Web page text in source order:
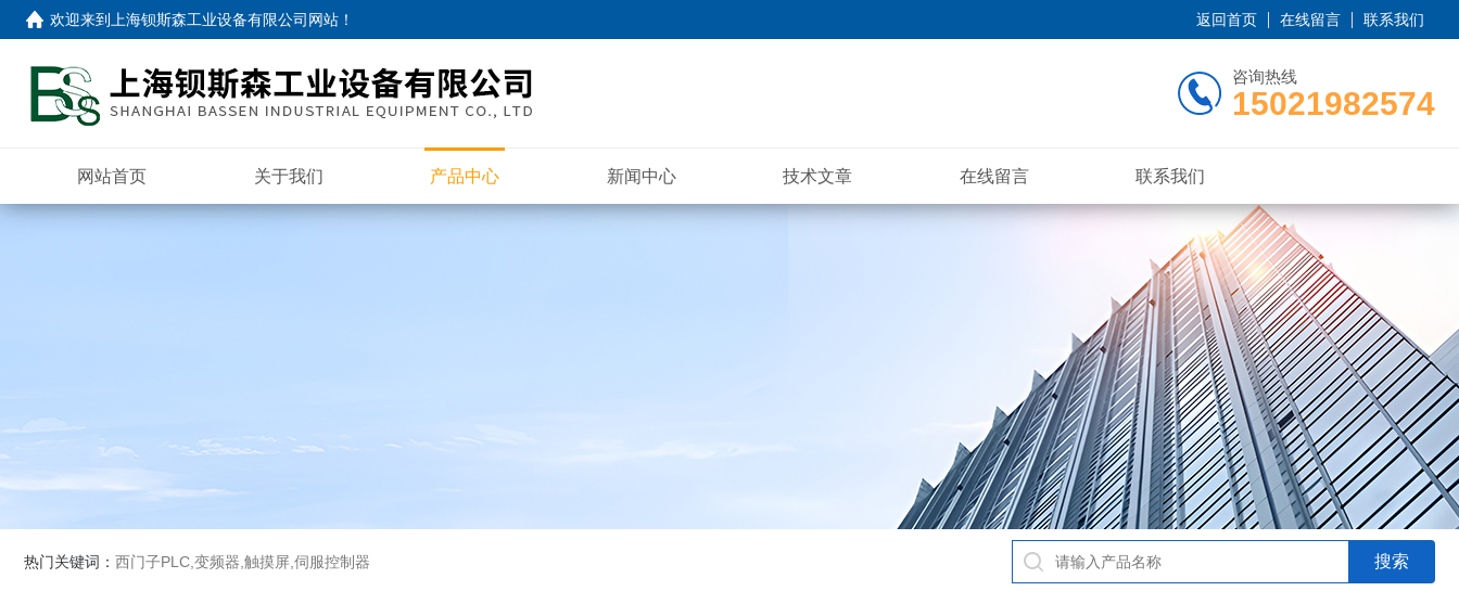
欢迎来到 上海钡斯森工业设备有限公司网站 ！ 返回首页 在线留言 联系我们
咨询热线
15021982574
网站首页 关于我们 产品中心 新闻中心 技术文章 在线留言 联系我们
热门关键词： 西门子PLC,变频器,触摸屏,伺服控制器